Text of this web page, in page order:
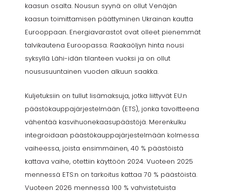
kaasun osalta. Nousun syynä on ollut Venäjän
kaasun toimittamisen päättyminen Ukrainan kautta
Eurooppaan. Energiavarastot ovat olleet pienemmät
talvikautena Euroopassa. Raakaöljyn hinta nousi
syksyllä Lähi-idän tilanteen vuoksi ja on ollut
noususuuntainen vuoden alkuun saakka.
Kuljetuksiin on tullut lisämaksuja, jotka liittyvät EU:n
päästökauppajärjestelmään (ETS), jonka tavoitteena
vähentää kasvihuonekaasupäästöjä. Merenkulku
integroidaan päästökauppajärjestelmään kolmessa
vaiheessa, joista ensimmäinen, 40 % päästöistä
kattava vaihe, otettiin käyttöön 2024. Vuoteen 2025
mennessä ETS:n on tarkoitus kattaa 70 % päästöistä.
Vuoteen 2026 mennessä 100 % vahvistetuista